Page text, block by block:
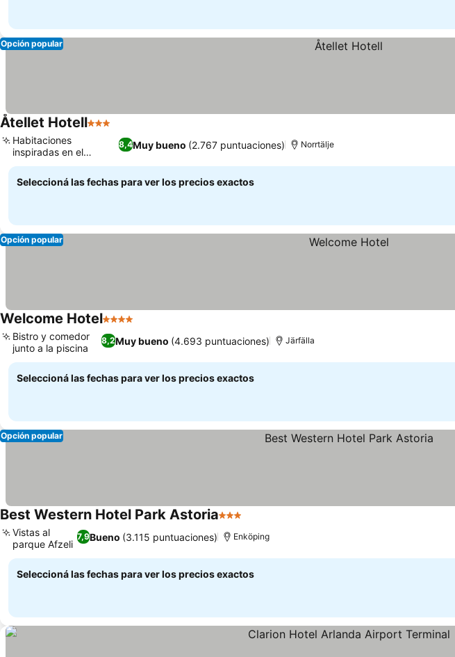
Opción popular
Åtellet Hotell3 Estrellas
8,4Muy bueno (2.767 puntuaciones)
Habitaciones
inspiradas en el
archipiélago
Norrtälje
Seleccioná las fechas para ver los precios exactos
Opción popular
Welcome Hotel4 Estrellas
8,2Muy bueno (4.693 puntuaciones)
Bistro y comedor
junto a la piscina
Järfälla
Seleccioná las fechas para ver los precios exactos
Opción popular
Best Western Hotel Park Astoria3 Estrellas
7,9Bueno (3.115 puntuaciones)
Vistas al
parque Afzeli
Enköping
Seleccioná las fechas para ver los precios exactos